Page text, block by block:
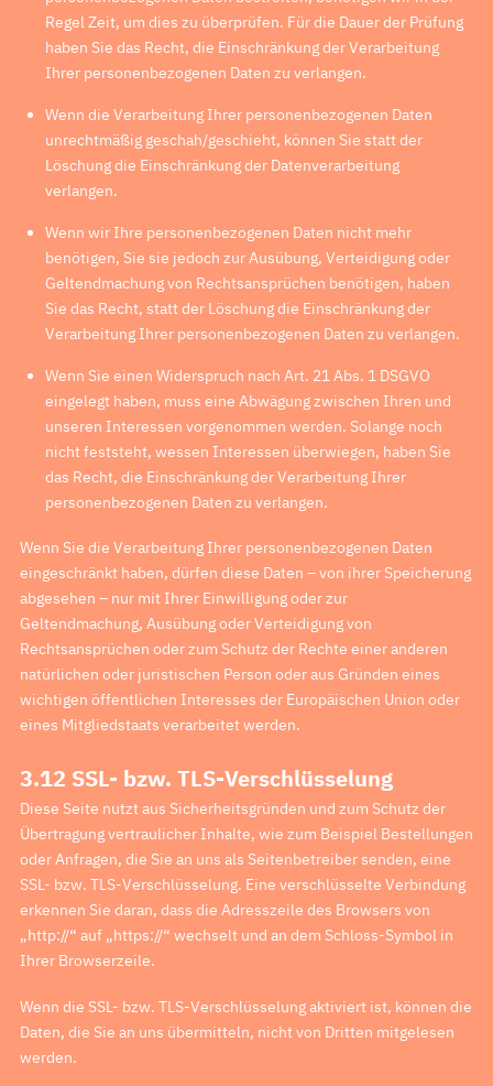
Regel Zeit, um dies zu überprüfen. Für die Dauer der Prüfung
haben Sie das Recht, die Einschränkung der Verarbeitung
Ihrer personenbezogenen Daten zu verlangen.
Wenn die Verarbeitung Ihrer personenbezogenen Daten
unrechtmäßig geschah/geschieht, können Sie statt der
Löschung die Einschränkung der Datenverarbeitung
verlangen.
Wenn wir Ihre personenbezogenen Daten nicht mehr
benötigen, Sie sie jedoch zur Ausübung, Verteidigung oder
Geltendmachung von Rechtsansprüchen benötigen, haben
Sie das Recht, statt der Löschung die Einschränkung der
Verarbeitung Ihrer personenbezogenen Daten zu verlangen.
Wenn Sie einen Widerspruch nach Art. 21 Abs. 1 DSGVO
eingelegt haben, muss eine Abwägung zwischen Ihren und
unseren Interessen vorgenommen werden. Solange noch
nicht feststeht, wessen Interessen überwiegen, haben Sie
das Recht, die Einschränkung der Verarbeitung Ihrer
personenbezogenen Daten zu verlangen.
Wenn Sie die Verarbeitung Ihrer personenbezogenen Daten
eingeschränkt haben, dürfen diese Daten – von ihrer Speicherung
abgesehen – nur mit Ihrer Einwilligung oder zur
Geltendmachung, Ausübung oder Verteidigung von
Rechtsansprüchen oder zum Schutz der Rechte einer anderen
natürlichen oder juristischen Person oder aus Gründen eines
wichtigen öffentlichen Interesses der Europäischen Union oder
eines Mitgliedstaats verarbeitet werden.
3.12 SSL- bzw. TLS-Verschlüsselung
Diese Seite nutzt aus Sicherheitsgründen und zum Schutz der
Übertragung vertraulicher Inhalte, wie zum Beispiel Bestellungen
oder Anfragen, die Sie an uns als Seitenbetreiber senden, eine
SSL- bzw. TLS-Verschlüsselung. Eine verschlüsselte Verbindung
erkennen Sie daran, dass die Adresszeile des Browsers von
„http://“ auf „https://“ wechselt und an dem Schloss-Symbol in
Ihrer Browserzeile.
Wenn die SSL- bzw. TLS-Verschlüsselung aktiviert ist, können die
Daten, die Sie an uns übermitteln, nicht von Dritten mitgelesen
werden.